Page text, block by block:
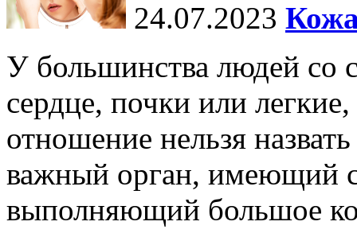
24.07.2023
У большинства людей со
сердце, почки или
отношение нельзя
важный орган, имеющий
выполняющий большое